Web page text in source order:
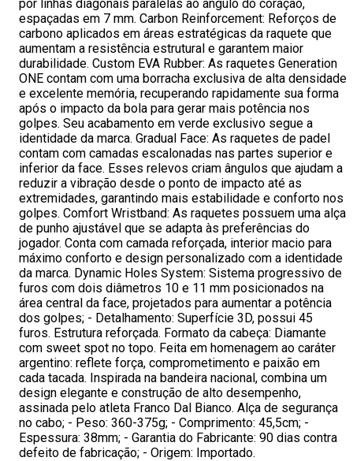
por linhas diagonais paralelas ao ângulo do coração,
espaçadas em 7 mm. Carbon Reinforcement: Reforços de
carbono aplicados em áreas estratégicas da raquete que
aumentam a resistência estrutural e garantem maior
durabilidade. Custom EVA Rubber: As raquetes Generation
ONE contam com uma borracha exclusiva de alta densidade
e excelente memória, recuperando rapidamente sua forma
após o impacto da bola para gerar mais potência nos
golpes. Seu acabamento em verde exclusivo segue a
identidade da marca. Gradual Face: As raquetes de padel
contam com camadas escalonadas nas partes superior e
inferior da face. Esses relevos criam ângulos que ajudam a
reduzir a vibração desde o ponto de impacto até as
extremidades, garantindo mais estabilidade e conforto nos
golpes. Comfort Wristband: As raquetes possuem uma alça
de punho ajustável que se adapta às preferências do
jogador. Conta com camada reforçada, interior macio para
máximo conforto e design personalizado com a identidade
da marca. Dynamic Holes System: Sistema progressivo de
furos com dois diâmetros 10 e 11 mm posicionados na
área central da face, projetados para aumentar a potência
dos golpes; - Detalhamento: Superfície 3D, possui 45
furos. Estrutura reforçada. Formato da cabeça: Diamante
com sweet spot no topo. Feita em homenagem ao caráter
argentino: reflete força, comprometimento e paixão em
cada tacada. Inspirada na bandeira nacional, combina um
design elegante e construção de alto desempenho,
assinada pelo atleta Franco Dal Bianco. Alça de segurança
no cabo; - Peso: 360-375g; - Comprimento: 45,5cm; -
Espessura: 38mm; - Garantia do Fabricante: 90 dias contra
defeito de fabricação; - Origem: Importado.